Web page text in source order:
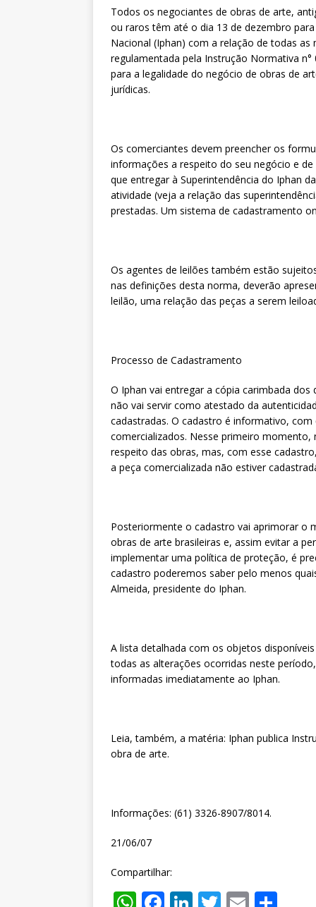
Todos os negociantes de obras de arte,
ou raros têm até o dia 13 de dezembro
Nacional (Iphan) com a relação de todas
regulamentada pela Instrução Normativa
para a legalidade do negócio de obras de
jurídicas.
Os comerciantes devem preencher os
informações a respeito do seu negócio e
que entregar à Superintendência do Iphan
atividade (veja a relação das
prestadas. Um sistema de cadastramento
Os agentes de leilões também estão
nas definições desta norma, deverão
leilão, uma relação das peças a serem
Processo de Cadastramento
O Iphan vai entregar a cópia carimbada
não vai servir como atestado da
cadastradas. O cadastro é informativo,
comercializados. Nesse primeiro
respeito das obras, mas, com esse
a peça comercializada não estiver
Posteriormente o cadastro vai aprimorar o
obras de arte brasileiras e, assim evitar a
implementar uma política de proteção, é
cadastro poderemos saber pelo menos
Almeida, presidente do Iphan.
A lista detalhada com os objetos
todas as alterações ocorridas neste
informadas imediatamente ao Iphan.
Leia, também, a matéria: Iphan publica
obra de arte.
Informações: (61) 3326-8907/8014.
21/06/07
Compartilhar: